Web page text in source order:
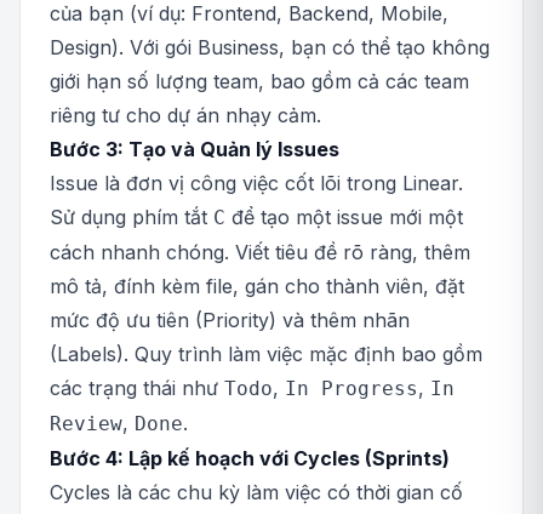
của bạn (ví dụ: Frontend, Backend, Mobile,
Design). Với gói Business, bạn có thể tạo không
giới hạn số lượng team, bao gồm cả các team
riêng tư cho dự án nhạy cảm.
Bước 3: Tạo và Quản lý Issues
Issue là đơn vị công việc cốt lõi trong Linear.
Sử dụng phím tắt C để tạo một issue mới một
cách nhanh chóng. Viết tiêu đề rõ ràng, thêm
mô tả, đính kèm file, gán cho thành viên, đặt
mức độ ưu tiên (Priority) và thêm nhãn
(Labels). Quy trình làm việc mặc định bao gồm
các trạng thái như Todo, In Progress, In
Review, Done.
Bước 4: Lập kế hoạch với Cycles (Sprints)
Cycles là các chu kỳ làm việc có thời gian cố